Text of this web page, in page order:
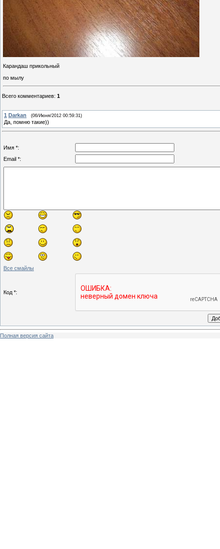
Карандаш прикольный
по мылу
Всего комментариев: 1
1 Darkan (06/Июня/2012 00:59:31)
Да, помню такие))
Имя *:
Email *:
Все смайлы
Код *:
Полная версия сайта